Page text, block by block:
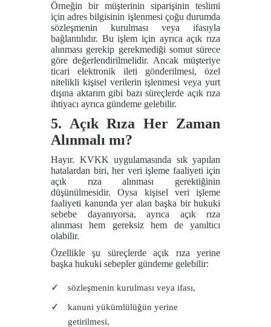
Örneğin bir müşterinin siparişinin teslimi
için adres bilgisinin işlenmesi çoğu durumda
sözleşmenin kurulması veya ifasıyla
bağlantılıdır. Bu işlem için ayrıca açık rıza
alınması gerekip gerekmediği somut sürece
göre değerlendirilmelidir. Ancak müşteriye
ticari elektronik ileti gönderilmesi, özel
nitelikli kişisel verilerin işlenmesi veya yurt
dışına aktarım gibi bazı süreçlerde açık rıza
ihtiyacı ayrıca gündeme gelebilir.
5. Açık Rıza Her Zaman
Alınmalı mı?
Hayır. KVKK uygulamasında sık yapılan
hatalardan biri, her veri işleme faaliyeti için
açık rıza alınması gerektiğinin
düşünülmesidir. Oysa kişisel veri işleme
faaliyeti kanunda yer alan başka bir hukuki
sebebe dayanıyorsa, ayrıca açık rıza
alınması hem gereksiz hem de yanıltıcı
olabilir.
Özellikle şu süreçlerde açık rıza yerine
başka hukuki sebepler gündeme gelebilir:
sözleşmenin kurulması veya ifası,
kanuni yükümlülüğün yerine
getirilmesi,